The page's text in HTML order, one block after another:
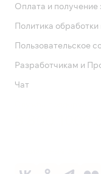
Оплата и получение
Политика
Пользовательское
Разработчикам и
Чат